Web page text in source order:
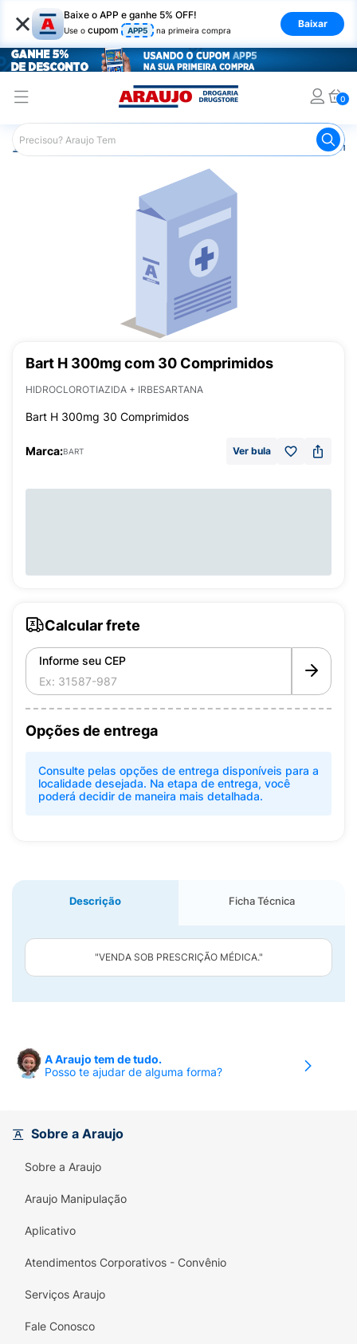
× Baixe o APP e ganhe 5% OFF!
Use o cupom APP5 na primeira compra
Baixar
0
Araujo Medicamentos
Bart H 300mg com 30 Comprimidos
HIDROCLOROTIAZIDA + IRBESARTANA
Bart H 300mg 30 Comprimidos
Marca:BART Ver bula
Calcular frete
Informe seu CEP
Opções de entrega
Consulte pelas opções de entrega disponíveis para a
localidade desejada. Na etapa de entrega, você
poderá decidir de maneira mais detalhada.
Descrição Ficha Técnica
"VENDA SOB PRESCRIÇÃO MÉDICA."
A Araujo tem de tudo.
Posso te ajudar de alguma forma?
Sobre a Araujo
Sobre a Araujo
Araujo Manipulação
Aplicativo
Atendimentos Corporativos - Convênio
Serviços Araujo
Fale Conosco